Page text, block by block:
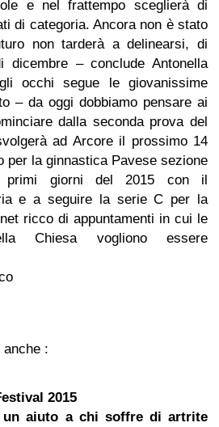
e nel frattempo sceglierà di
di categoria. Ancora non è stato
non tarderà a delinearsi, di
– conclude Antonella
occhi segue le giovanissime
– da oggi dobbiamo pensare ai
dalla seconda prova del
ad Arcore il prossimo 14
per la ginnastica Pavese sezione
primi giorni del 2015 con il
e a seguire la serie C per la
ricco di appuntamenti in cui le
Chiesa vogliono essere
:
2015
un aiuto a chi soffre di artrite